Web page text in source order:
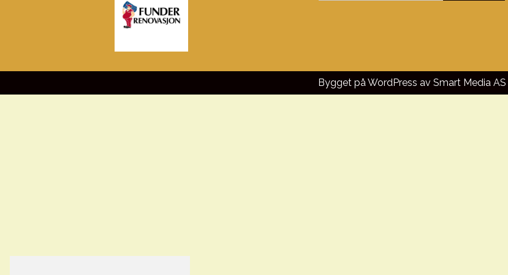
Bygget på WordPress av Smart Media AS